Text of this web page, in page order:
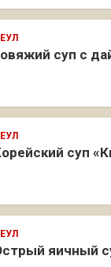
суп с
суп
яичный